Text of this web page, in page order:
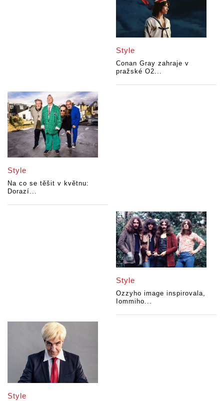
Style
Conan Gray zahraje v
pražské O2...
Style
Na co se těšit v květnu:
Dorazí...
Style
Ozzyho image inspirovala,
Iommiho...
Style